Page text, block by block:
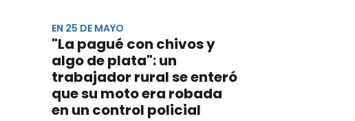
EN 25 DE MAYO
"La pagué con chivos y
algo de plata": un
trabajador rural se enteró
que su moto era robada
en un control policial